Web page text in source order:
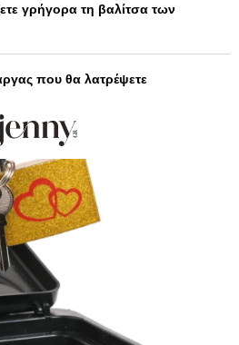
γρήγορα τη βαλίτσα των
που θα λατρέψετε